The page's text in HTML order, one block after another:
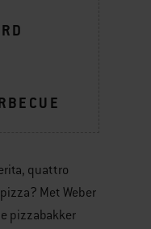
quattro
Met Weber
pizzabakker